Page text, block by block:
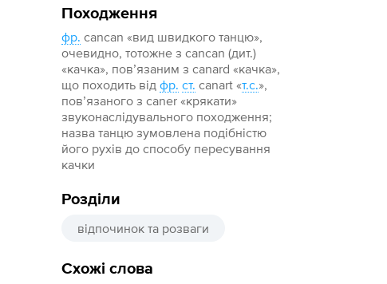
Походження
фр. cancan «вид швидкого танцю»,
очевидно, тотожне з cancan (дит.)
«качка», повʼязаним з canard «качка»,
що походить відфр. ст. canart «т.с.»,
повʼязаного з саnеr «крякати»
звуконаслідувального походження;
назва танцю зумовлена подібністю
його рухів до способу пересування
качки
Розділи
відпочинок та розваги
Схожі слова